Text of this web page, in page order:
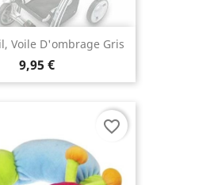
Voile D'ombrage Gris
9,95 €
favorite_border